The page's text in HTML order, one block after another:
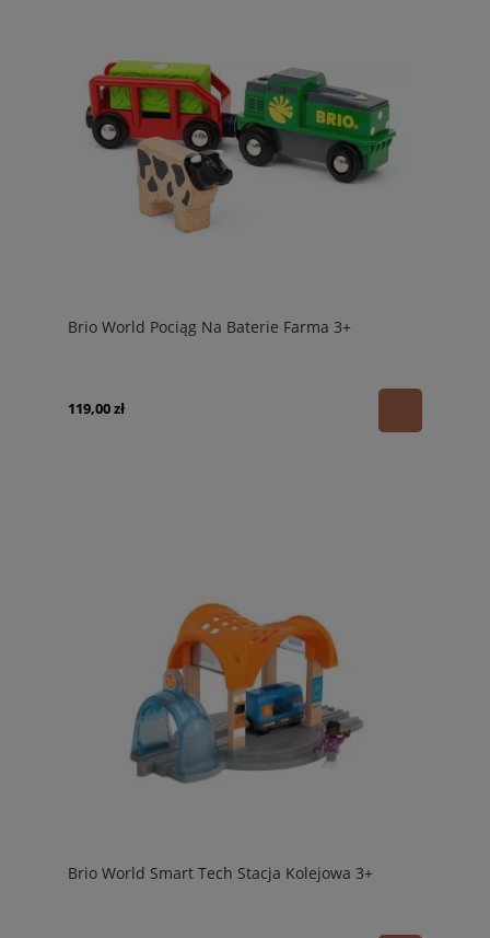
Brio World Pociąg Na Baterie Farma 3+
119,00 zł
Brio World Smart Tech Stacja Kolejowa 3+